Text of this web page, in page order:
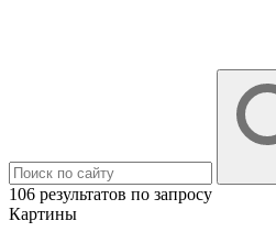
106 результатов по запросу
Картины